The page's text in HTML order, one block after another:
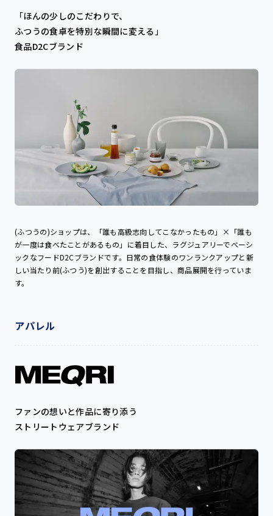
「ほんの少しのこだわりで、
ふつうの食卓を特別な瞬間に変える」
食品D2Cブランド
(ふつうの)ショップは、「誰も高級志向してこなかったもの」×「誰も
が一度は食べたことがあるもの」に着目した、ラグジュアリーでベーシ
ックなフードD2Cブランドです。日常の食体験のワンランクアップと新
しい当たり前(ふつう)を創出することを目指し、商品展開を行っていま
す。
アパレル
ファンの想いと作品に寄り添う
ストリートウェアブランド